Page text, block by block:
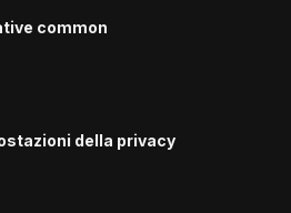
common
della privacy